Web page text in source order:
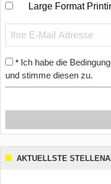
Large Format
* Ich habe die
und stimme diesen zu.
AKTUELLSTE